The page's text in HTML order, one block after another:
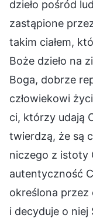
dzieło pośród
zastąpione
takim ciałem,
Boże dzieło na
Boga, dobrze
człowiekowi
ci, którzy udają
twierdzą, że są
niczego z istoty
autentyczność
określona przez
i decyduje o niej